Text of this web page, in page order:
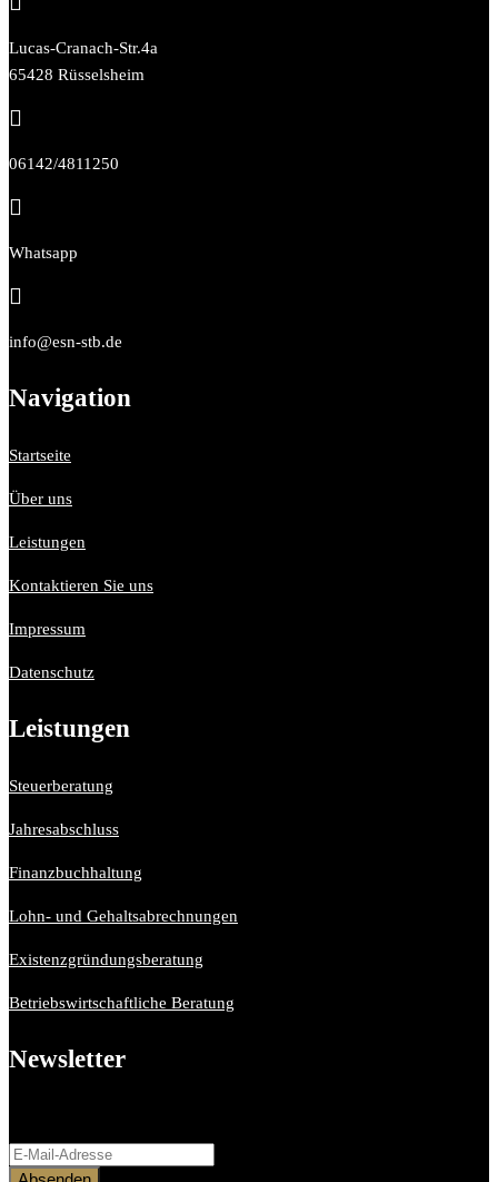
Lucas-Cranach-Str.4a
65428 Rüsselsheim

06142/4811250

Whatsapp

info@esn-stb.de
Navigation
Startseite
Über uns
Leistungen
Kontaktieren Sie uns
Impressum
Datenschutz
Leistungen
Steuerberatung
Jahresabschluss
Finanzbuchhaltung
Lohn- und Gehaltsabrechnungen
Existenzgründungsberatung
Betriebswirtschaftliche Beratung
Newsletter